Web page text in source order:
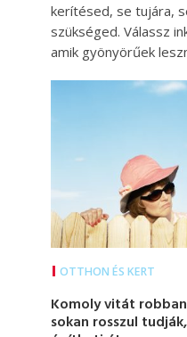
kerítésed, se tujára,
szükséged. Válassz
amik gyönyörűek
OTTHON ÉS KERT
Komoly vitát
sokan rosszul